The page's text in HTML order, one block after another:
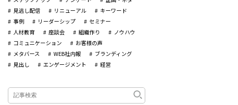
見逃し配信
リニューアル
キーワード
事例
リーダーシップ
セミナー
人材教育
座談会 組織作り
ノウハウ
コミュニケーション
お客様の声
メタバース
WEB社内報
ブランディング
見出し
エンゲージメント 経営